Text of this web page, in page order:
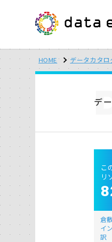
HOME データカタロ
デ
こ
リ
倉
イ
訳